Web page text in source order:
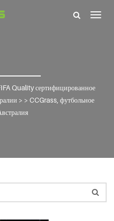
Quality сертифицированное
> > CCGrass, футбольное